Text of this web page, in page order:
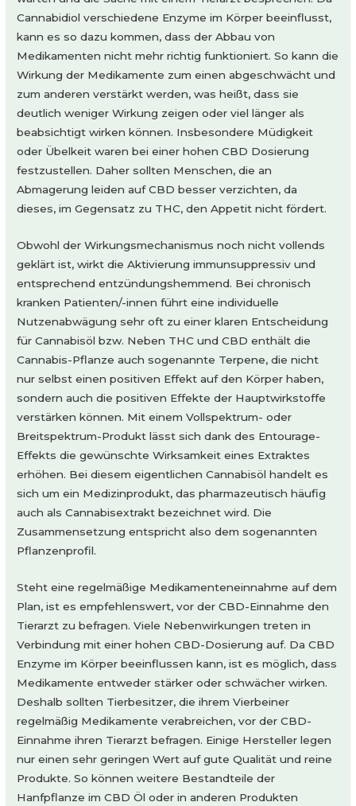
Cannabidiol verschiedene Enzyme im Körper beeinflusst,
kann es so dazu kommen, dass der Abbau von
Medikamenten nicht mehr richtig funktioniert. So kann die
Wirkung der Medikamente zum einen abgeschwächt und
zum anderen verstärkt werden, was heißt, dass sie
deutlich weniger Wirkung zeigen oder viel länger als
beabsichtigt wirken können. Insbesondere Müdigkeit
oder Übelkeit waren bei einer hohen CBD Dosierung
festzustellen. Daher sollten Menschen, die an
Abmagerung leiden auf CBD besser verzichten, da
dieses, im Gegensatz zu THC, den Appetit nicht fördert.
Obwohl der Wirkungsmechanismus noch nicht vollends
geklärt ist, wirkt die Aktivierung immunsuppressiv und
entsprechend entzündungshemmend. Bei chronisch
kranken Patienten/-innen führt eine individuelle
Nutzenabwägung sehr oft zu einer klaren Entscheidung
für Cannabisöl bzw. Neben THC und CBD enthält die
Cannabis-Pflanze auch sogenannte Terpene, die nicht
nur selbst einen positiven Effekt auf den Körper haben,
sondern auch die positiven Effekte der Hauptwirkstoffe
verstärken können. Mit einem Vollspektrum- oder
Breitspektrum-Produkt lässt sich dank des Entourage-
Effekts die gewünschte Wirksamkeit eines Extraktes
erhöhen. Bei diesem eigentlichen Cannabisöl handelt es
sich um ein Medizinprodukt, das pharmazeutisch häufig
auch als Cannabisextrakt bezeichnet wird. Die
Zusammensetzung entspricht also dem sogenannten
Pflanzenprofil.
Steht eine regelmäßige Medikamenteneinnahme auf dem
Plan, ist es empfehlenswert, vor der CBD-Einnahme den
Tierarzt zu befragen. Viele Nebenwirkungen treten in
Verbindung mit einer hohen CBD-Dosierung auf. Da CBD
Enzyme im Körper beeinflussen kann, ist es möglich, dass
Medikamente entweder stärker oder schwächer wirken.
Deshalb sollten Tierbesitzer, die ihrem Vierbeiner
regelmäßig Medikamente verabreichen, vor der CBD-
Einnahme ihren Tierarzt befragen. Einige Hersteller legen
nur einen sehr geringen Wert auf gute Qualität und reine
Produkte. So können weitere Bestandteile der
Hanfpflanze im CBD Öl oder in anderen Produkten